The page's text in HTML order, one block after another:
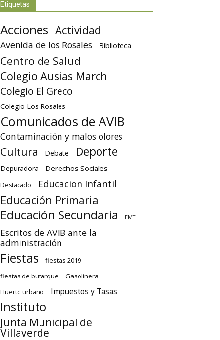
Etiquetas
Acciones Actividad
Avenida de los Rosales Biblioteca
Centro de Salud
Colegio Ausias March
Colegio El Greco
Colegio Los Rosales
Comunicados de AVIB
Contaminación y malos olores
Cultura Debate Deporte
Depuradora Derechos Sociales
Destacado Educacion Infantil
Educación Primaria
Educación Secundaria EMT
Escritos de AVIB ante la
administración
Fiestas
fiestas 2019
fiestas de butarque
Gasolinera
Huerto urbano Impuestos y Tasas
Instituto
Junta Municipal de
Villaverde